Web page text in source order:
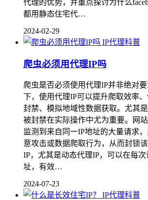
代理的优势，并重点探讨为什么
都用静态住宅代…
2024-02-29
IP代理科普
爬虫必须用代理IP吗
爬虫是否必须使用代理IP并非绝对
下，使用代理IP可以提升爬取效率
封禁、模拟地域性数据获取。尤其
被封禁在实际操作中尤为重要。网
监测到来自同一IP地址的大量请求
意攻击或数据爬取行为，从而封锁
IP，尤其是动态代理IP，可以在每
址，有效…
2024-07-23
IP代理科普